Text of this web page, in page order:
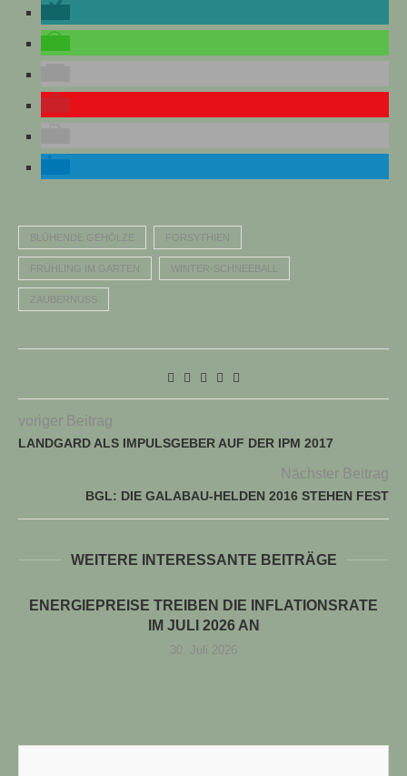
BLÜHENDE GEHÖLZE FORSYTHIEN
FRÜHLING IM GARTEN WINTER-SCHNEEBALL
ZAUBERNUSS
voriger Beitrag
LANDGARD ALS IMPULSGEBER AUF DER IPM 2017
Nächster Beitrag
BGL: DIE GALABAU-HELDEN 2016 STEHEN FEST
WEITERE INTERESSANTE BEITRÄGE
ENERGIEPREISE TREIBEN DIE INFLATIONSRATE
IM JULI 2026 AN
30. Juli 2026